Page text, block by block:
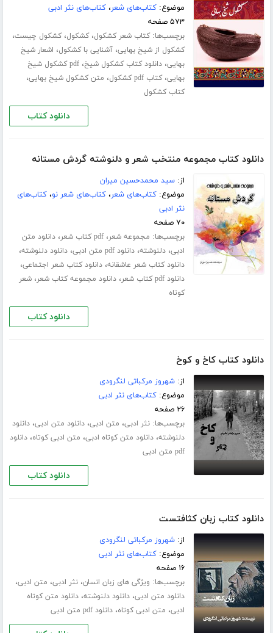
موضوع:کتاب‌های شعر،کتاب‌های نثر ادبی
۵۷۳ صفحه
برچسب‌ها:کتاب شعر کشکول،کشکول،کشکول چیست،
کشکول از شیخ بهایی،آشنایی با کشکول، اشعار شیخ
بهایی،دانلود کتاب کشکول شیخ،
pdf کشکول شیخ
بهایی،کتاب pdf کشکول ، متن کشکول شیخ بهایی،
کتاب کشکول
دانلود کتاب
دانلود کتاب مجموعه منتخب شعر و دلنوشته گردش مستانه
از:سید محمدحسین میران
موضوع:کتاب‌های شعر،کتاب‌های شعر نو،کتاب‌های
نثر ادبی
۷۰ صفحه
برچسب‌ها: مجموعه شعر،pdf کتاب شعر ،دانلود متن
ادبی،دلنوشته،دانلود pdf متن ادبی ،دانلود دلنوشته،
دانلود کتاب شعر عاشقانه،دانلود کتاب شعر اجتماعی،
دانلود pdf کتاب شعر ،دانلود مجموعه کتاب شعر،شعر
کوتاه
دانلود کتاب
دانلود کتاب کاخ و کوخ
از:شهروز مرکباتی لنگرودی
موضوع:کتاب‌های نثر ادبی
۲۶ صفحه
برچسب‌ها:نثر ادبی، متن ادبی،دانلود متن ادبی،دانلود
دلنوشته،دانلود متن کوتاه ادبی، متن ادبی کوتاه،دانلود
pdf متن ادبی
دانلود کتاب
دانلود کتاب زبان کثافتست
از:شهروز مرکباتی لنگرودی
موضوع:کتاب‌های نثر ادبی
۱۶ صفحه
برچسب‌ها: ویژگی های زبان انسان،نثر ادبی، متن ادبی،
دانلود متن ادبی،دانلود دلنوشته،دانلود متن کوتاه
ادبی، متن ادبی کوتاه،دانلود pdf متن ادبی